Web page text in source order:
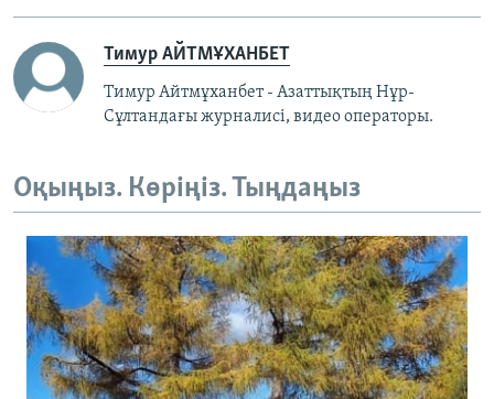
Тимур АЙТМҰХАНБЕТ
Тимур Айтмұханбет - Азаттықтың Нұр-
Сұлтандағы журналисі, видео операторы.
Оқыңыз. Көріңіз. Тыңдаңыз